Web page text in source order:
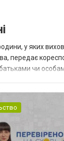
у яких
передає
батьками чи